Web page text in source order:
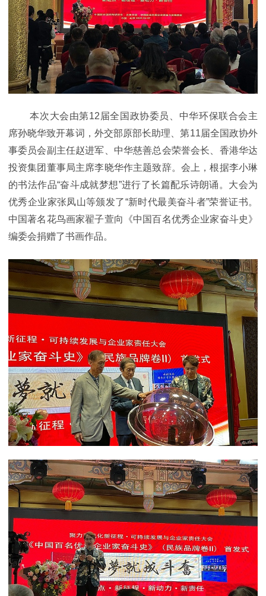
本次大会由第12届全国政协委员、中华环保联合会主
席孙晓华致开幕词，外交部原部长助理、第11届全国政协外
事委员会副主任赵进军、中华慈善总会荣誉会长、香港华达
投资集团董事局主席李晓华作主题致辞。会上，根据李小琳
的书法作品“奋斗成就梦想”进行了长篇配乐诗朗诵。大会为
优秀企业家张凤山等颁发了“新时代最美奋斗者”荣誉证书。
中国著名花鸟画家翟子萱向《中国百名优秀企业家奋斗史》
编委会捐赠了书画作品。